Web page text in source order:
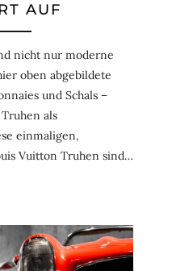
AUF
nicht nur moderne
oben abgebildete
und Schals –
als
einmaligen,
Vuitton Truhen sind…